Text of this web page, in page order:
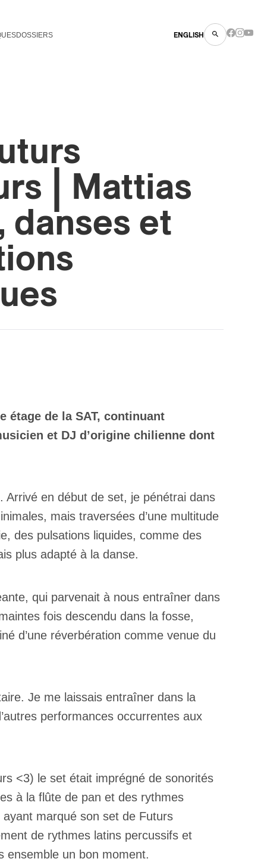
DOSSIERS ENGLISH
| Mattias
danses et
étage de la SAT, continuant
et DJ d’origine chilienne dont
en début de set, je pénétrai dans
mais traversées d’une multitude
des pulsations liquides, comme des
plus adapté à la danse.
qui parvenait à nous entraîner dans
fois descendu dans la fosse,
d’une réverbération comme venue du
Je me laissais entraîner dans la
performances occurrentes aux
<3) le set était imprégné de sonorités
à la flûte de pan et des rythmes
marqué son set de Futurs
de rythmes latins percussifs et
ensemble un bon moment.